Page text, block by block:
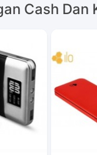
Cash Dan